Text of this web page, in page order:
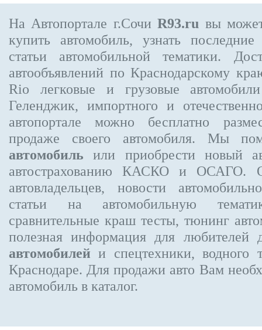
На Автопортале г.СочиR93.ru вы
купить автомобиль, узнать
статьи автомобильной тематики.
автообъявлений по Краснодарскому
Rio легковые и грузовые
Геленджик, импортного и
автопортале можно бесплатно
продаже своего автомобиля. Мы
автомобиль или приобрести новый
автострахованию КАСКО и ОСАГО.
автовладельцев, новости
статьи на автомобильную
сравнительные краш тесты, тюнинг
полезная информация для любителей
автомобилей и спецтехники, водного
Краснодаре. Для продажи авто Вам
автомобиль в каталог.